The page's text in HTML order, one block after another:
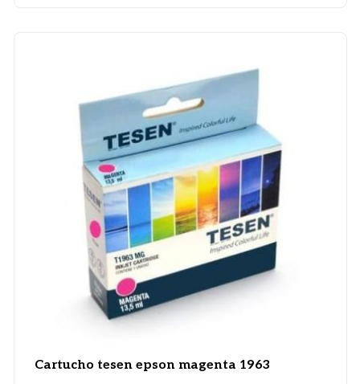
Cartucho tesen epson magenta 1963